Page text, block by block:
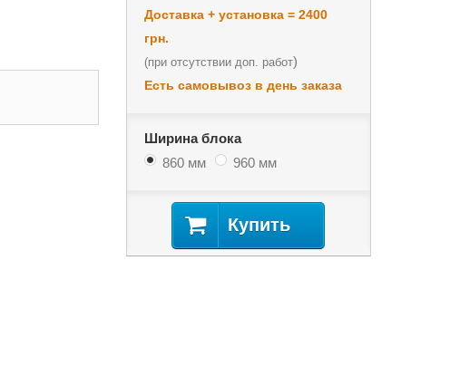
Доставка + установка = 2400
грн.
(при отсутствии доп. работ)
Есть самовывоз в день заказа
Ширина блока
860 мм
960 мм
Купить